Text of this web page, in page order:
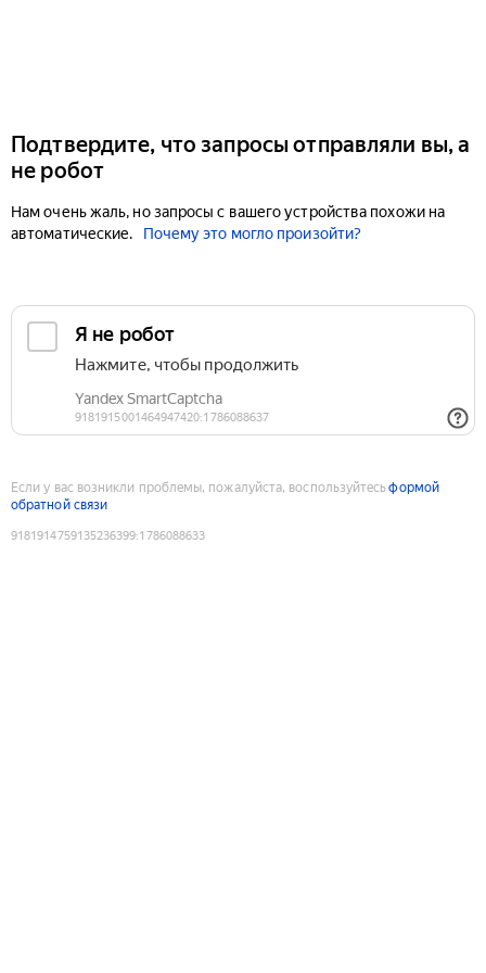
Подтвердите, что запросы отправляли вы, а
не робот
Нам очень жаль, но запросы с вашего устройства похожи на
автоматические.
Почему это могло произойти?
Если у вас возникли проблемы, пожалуйста, воспользуйтесьформой
обратной связи
9181914759135236399:1786088633